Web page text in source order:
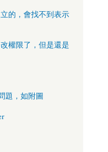
的，會找不到表示
權限了，但是還是
題，如附圖